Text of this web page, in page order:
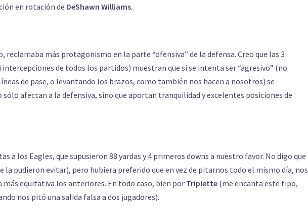
en rotación de DeShawn Williams.
reclamaba más protagonismo en la parte “ofensiva” de la defensa. Creo que las 3
de todos los partidos) muestran que si se intenta ser “agresivo” (no
de pase, o levantando los brazos, como también nos hacen a nosotros) se
sólo afectan a la defensiva, sino que aportan tranquilidad y excelentes posiciones de
a los Eagles, que supusieron 88 yardas y 4 primeros downs a nuestro favor. No digo que
la pudieron evitar), pero hubiera preferido que en vez de pitarnos todo el mismo día, nos
equitativa los anteriores. En todo caso, bien por Triplette (me encanta este tipo,
nos pitó una salida falsa a dos jugadores).